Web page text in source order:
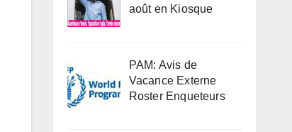
août en Kiosque
PAM: Avis de
Vacance Externe
Roster Enqueteurs